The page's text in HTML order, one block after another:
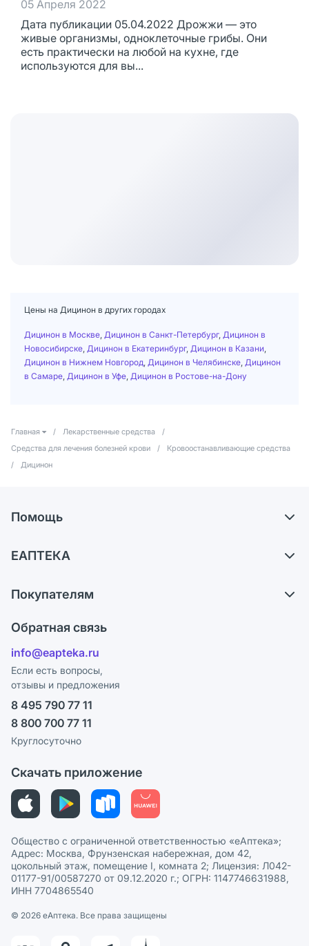
05 Апреля 2022
Дата публикации 05.04.2022 Дрожжи — это
живые организмы, одноклеточные грибы. Они
есть практически на любой на кухне, где
используются для вы...
Цены на Дицинон в других городах
Дицинон в Москве Дицинон в Санкт-Петербург, Дицинон в
Новосибирске Дицинон в Екатеринбург, Дицинон в Казани
Дицинон в Нижнем Новгород Дицинон в Челябинске Дицинон
в Самаре Дицинон в Уфе Дицинон в Ростове-на-Дону
Главная / Лекарственные средства
/
Средства для лечения болезней крови
/
Кровоостанавливающие средства
/
Дицинон
Помощь
Обмен и возврат
Блог
ЕАПТЕКА
Карьера
Поставщики
Лицензия
Реклама на сайте
Ваши товары на ЕАПТЕКЕ
СМИ о нас
Покупателям
Программа СберСпасибо
Политика конфиденциальности
Пользовательское соглашение
Политика рекомендаций
Политика в отношении обработки персональных данных
Обратная связь
info@eapteka.ru
Если есть вопросы,
отзывы и предложения
8 495 790 77 11
8 800 700 77 11
Круглосуточно
Скачать приложение
Общество с ограниченной ответственностью «еАптека»;
Адрес: Москва, Фрунзенская набережная, дом 42,
цокольный этаж, помещение I, комната 2; Лицензия: Л042-
01177-91/00587270 от 09.12.2020 г.; ОГРН: 1147746631988,
ИНН 7704865540
© 2026 eАптека. Все права защищены